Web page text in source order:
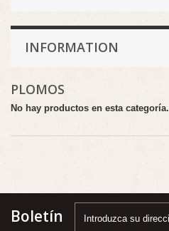
INFORMATION
PLOMOS
No hay productos en esta categoría.
Boletín